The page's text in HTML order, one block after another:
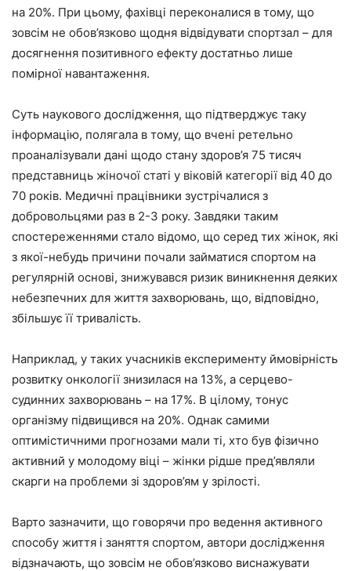
на 20%. При цьому, фахівці переконалися в тому, що
зовсім не обов’язково щодня відвідувати спортзал – для
досягнення позитивного ефекту достатньо лише
помірної навантаження.
Суть наукового дослідження, що підтверджує таку
інформацію, полягала в тому, що вчені ретельно
проаналізували дані щодо стану здоров’я 75 тисяч
представниць жіночої статі у віковій категорії від 40 до
70 років. Медичні працівники зустрічалися з
добровольцями раз в 2-3 року. Завдяки таким
спостереженнями стало відомо, що серед тих жінок, які
з якої-небудь причини почали займатися спортом на
регулярній основі, знижувався ризик виникнення деяких
небезпечних для життя захворювань, що, відповідно,
збільшує її тривалість.
Наприклад, у таких учасників експерименту ймовірність
розвитку онкології знизилася на 13%, а серцево-
судинних захворювань – на 17%. В цілому, тонус
організму підвищився на 20%. Однак самими
оптимістичними прогнозами мали ті, хто був фізично
активний у молодому віці – жінки рідше пред’являли
скарги на проблеми зі здоров’ям у зрілості.
Варто зазначити, що говорячи про ведення активного
способу життя і заняття спортом, автори дослідження
відзначають, що зовсім не обов’язково виснажувати